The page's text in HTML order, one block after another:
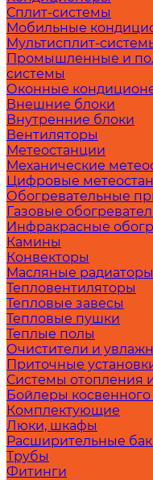
Сплит-системы
Мобильные
Мультисплит-
Промышленные и
системы
Оконные
Внешние блоки
Внутренние блоки
Вентиляторы
Метеостанции
Механические
Цифровые
Обогревательные
Газовые
Инфракрасные
Камины
Конвекторы
Масляные радиаторы
Тепловентиляторы
Тепловые завесы
Тепловые пушки
Теплые полы
Очистители и
Приточные
Системы отопления
Бойлеры косвенного
Комплектующие
Люки, шкафы
Расширительные
Трубы
Фитинги